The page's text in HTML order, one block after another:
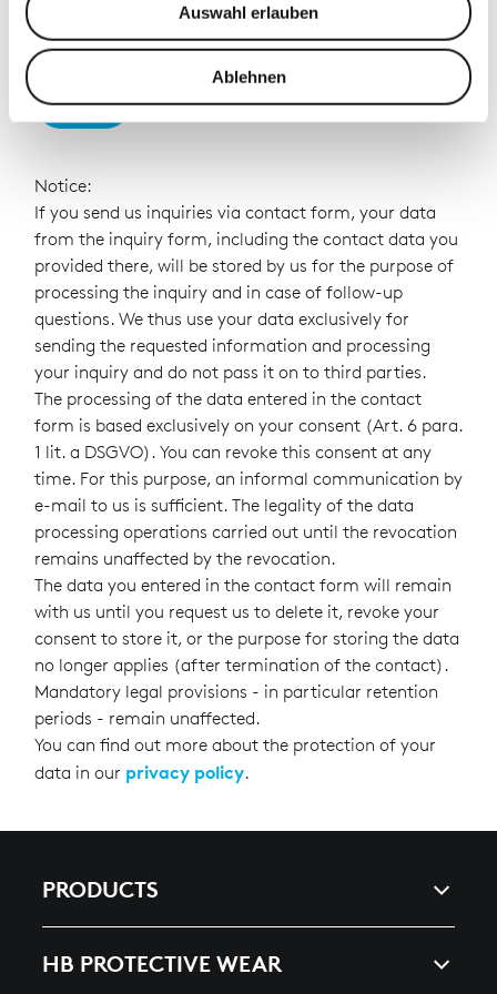
zu können und die Zugriffe auf unsere Website zu
analysieren. Außerdem geben wir Informationen zu Ihrer
Verwendung unserer Website an unsere Partner für
soziale Medien, Werbung und Analysen weiter. Unsere
Partner führen diese Informationen möglicherweise mit
haben oder die sie im Rahmen Ihrer Nutzung der Dienste
gesammelt haben.
Auswahl erlauben
Ablehnen
Send
Notice:
If you send us inquiries via contact form, your data
from the inquiry form, including the contact data you
provided there, will be stored by us for the purpose of
processing the inquiry and in case of follow-up
questions. We thus use your data exclusively for
sending the requested information and processing
your inquiry and do not pass it on to third parties.
The processing of the data entered in the contact
form is based exclusively on your consent (Art. 6 para.
1 lit. a DSGVO). You can revoke this consent at any
time. For this purpose, an informal communication by
e-mail to us is sufficient. The legality of the data
processing operations carried out until the revocation
remains unaffected by the revocation.
The data you entered in the contact form will remain
with us until you request us to delete it, revoke your
consent to store it, or the purpose for storing the data
no longer applies (after termination of the contact).
Mandatory legal provisions - in particular retention
periods - remain unaffected.
You can find out more about the protection of your
data in our privacy policy.
PRODUCTS
HB PROTECTIVE WEAR